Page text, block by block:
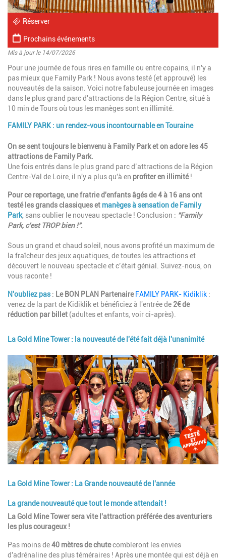
Réserver
Prochains événements
Mis à jour le 14/07/2026
Introduction
Pour une journée de fous rires en famille ou entre copains, il n'y a
pas mieux que Family Park ! Nous avons testé (et approuvé) les
nouveautés de la saison. Voici notre fabuleuse journée en images
dans le plus grand parc d'attractions de la Région Centre, situé à
10 min de Tours où tous les manèges sont en illimité.
Paragraphes
FAMILY PARK : un rendez-vous incontournable en Touraine
Description
On se sent toujours le bienvenu à Family Park et on adore les45
attractions de Family Park.
Une fois entrés dans le plus grand parc d’attractions de la Région
Centre-Val de Loire, il n'y a plus qu'à en profiter en illimité!
Pour ce reportage, une fratrie d'enfantsâgés de 4 à 16 ans ont
testé les grands classiques et manèges à sensation de Family
Park, sans oublier le nouveau spectacle ! Conclusion : "Family
Park, c'est TROP bien !".
Sous un grand et chaud soleil, nous avons profité un maximum de
la fraîcheur des jeux aquatiques, de toutes les attractions et
découvert le nouveau spectacle et c’était génial. Suivez-nous, on
vous raconte !
N'oubliez pas: Le BON PLAN Partenaire FAMILY PARK- Kidiklik :
venez de la part de Kidiklik et bénéficiez à l'entrée de 2€ de
réduction par billet (adultes et enfants, voir ci-après).
La Gold Mine Tower : la nouveauté de l'été fait déjà l'unanimité
Image
La Gold Mine Tower : La Grande nouveauté de l'année
Description
La grande nouveauté que tout le monde attendait !
La Gold Mine Tower sera vite l'attraction préférée des aventuriers
les plus courageux !
Pas moins de40 mètres de chutecombleront les envies
d'adrénaline des plus téméraires ! Après une montée qui est déjà en